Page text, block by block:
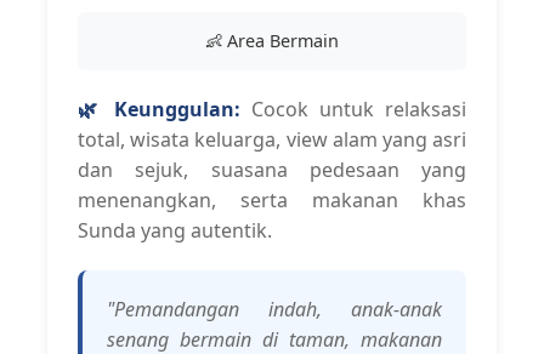
👶 Area Bermain
🌿 Keunggulan: Cocok untuk relaksasi
total, wisata keluarga, view alam yang asri
dan sejuk, suasana pedesaan yang
menenangkan, serta makanan khas
Sunda yang autentik.
"Pemandangan indah, anak-anak
senang bermain di taman, makanan